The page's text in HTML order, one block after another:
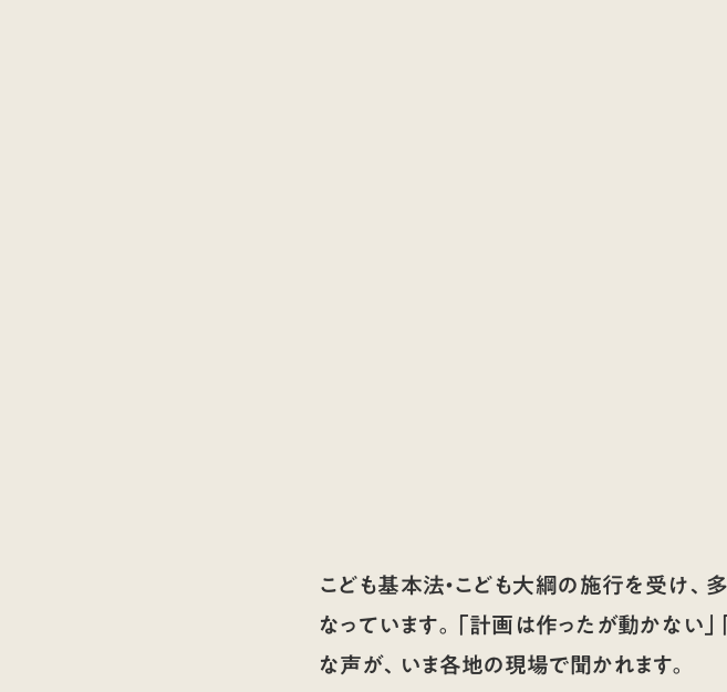
こども基本法・こども大綱の施行を受け
なっています。「計画は作ったが動かない
な声が、いま各地の現場で聞かれます。